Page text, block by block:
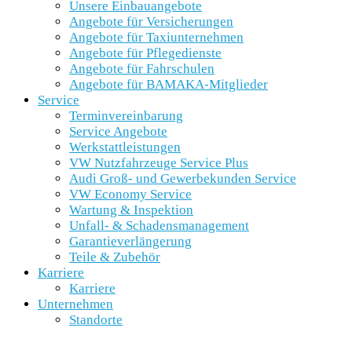
Unsere Einbauangebote
Angebote für Versicherungen
Angebote für Taxiunternehmen
Angebote für Pflegedienste
Angebote für Fahrschulen
Angebote für BAMAKA-Mitglieder
Service
Terminvereinbarung
Service Angebote
Werkstattleistungen
VW Nutzfahrzeuge Service Plus
Audi Groß- und Gewerbekunden Service
VW Economy Service
Wartung & Inspektion
Unfall- & Schadensmanagement
Garantieverlängerung
Teile & Zubehör
Karriere
Karriere
Unternehmen
Standorte